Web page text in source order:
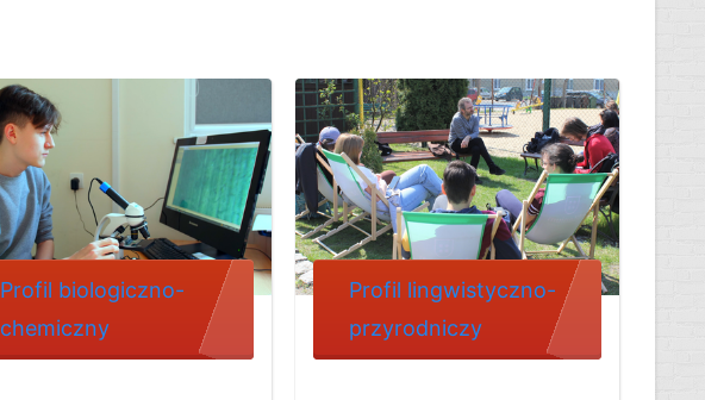
Profil biologiczno-
chemiczny
Profil lingwistyczno-
przyrodniczy